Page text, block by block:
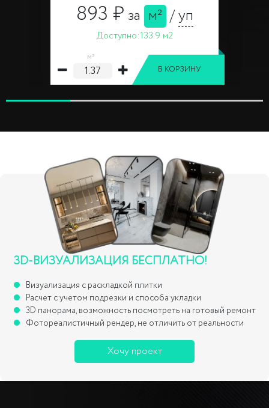
893 ₽за м² /уп
Доступно:133.9 м2
м²
В КОРЗИНУ
3D-ВИЗУАЛИЗАЦИЯ БЕСПЛАТНО!
Визуализация с раскладкой плитки
Расчет с учетом подрезки и способа укладки
3D панорама, возможность посмотреть на готовый ремонт
Фотореалистичный рендер, не отличить от реальности
Хочу проект